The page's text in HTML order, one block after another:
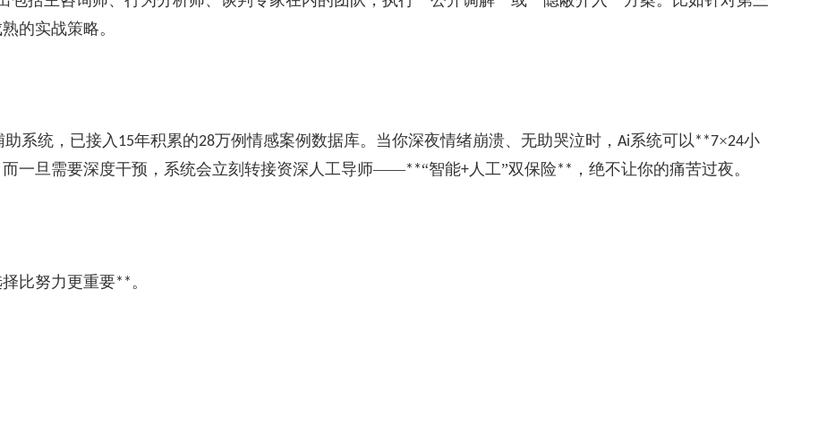
的实战策略。
助系统，已接入 15年积累的28万例情感案例数据库。当你深夜情绪崩溃、无助哭泣时， Ai系统可以 **7×24小
而一旦需要深度干预，系统会立刻转接资深人工导师——**“智能+ 人工”双保险** ，绝不让你的痛苦过夜。
比努力更重要** 。